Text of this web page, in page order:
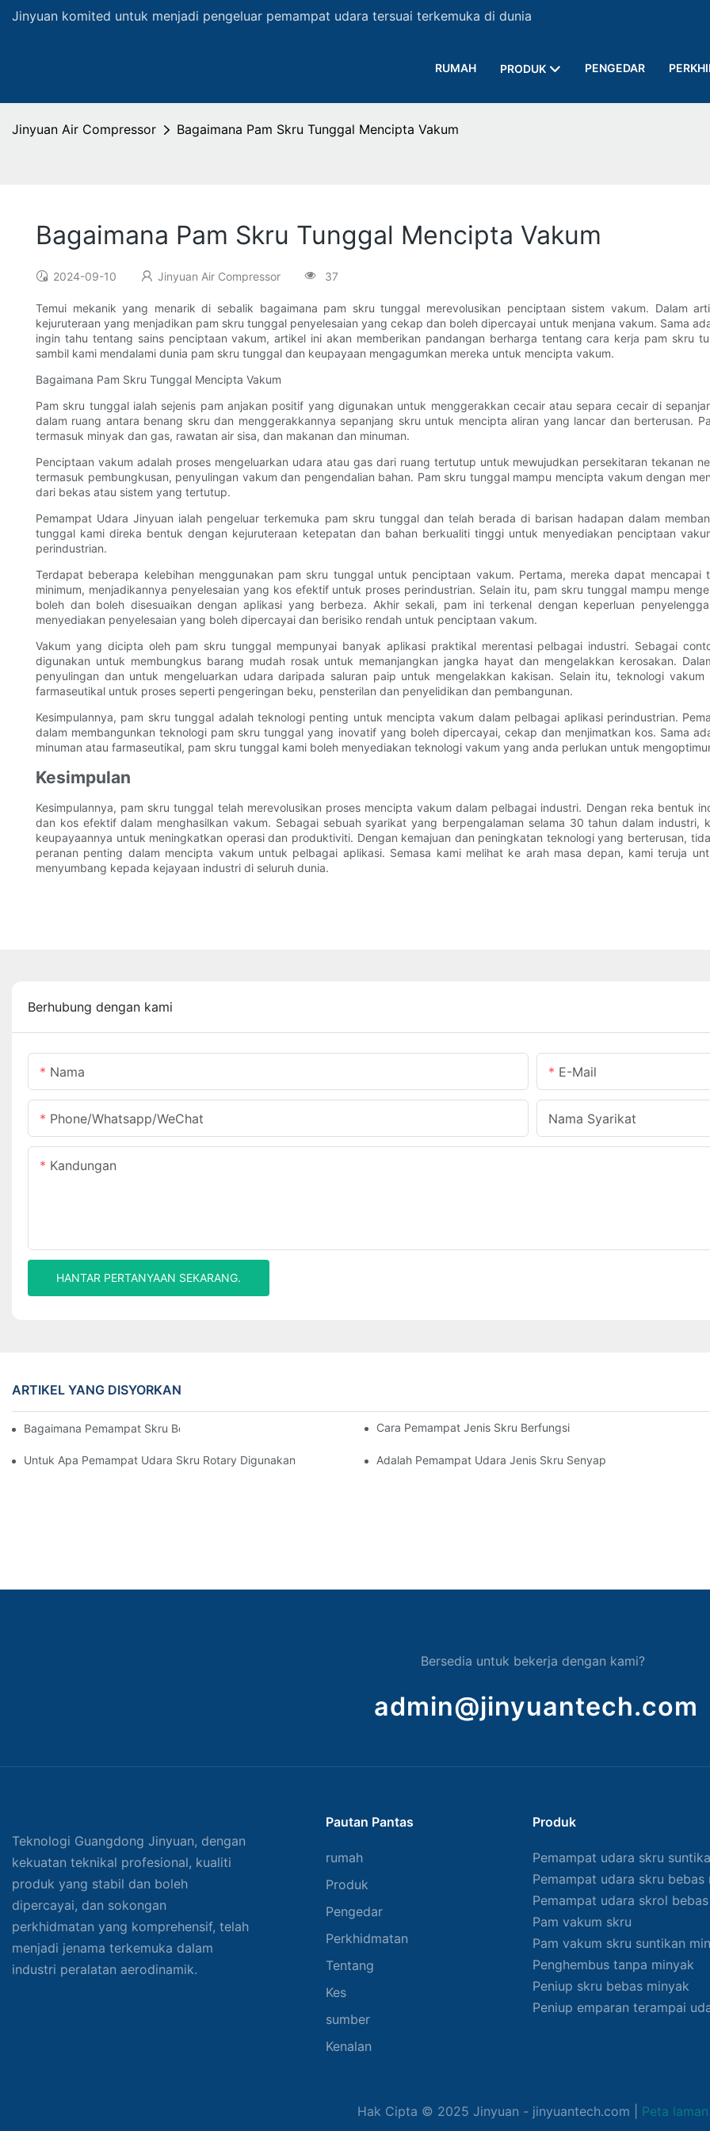
Jinyuan komited untuk menjadi pengeluar pemampat udara tersuai terkemuka di dunia
RUMAH PRODUK PENGEDAR
Jinyuan Air Compressor Bagaimana Pam Skru Tunggal Mencipta Vakum
Bagaimana Pam Skru Tunggal Mencipta Vakum
2024-09-10 Jinyuan Air Compressor 37
Temui mekanik yang menarik di sebalik bagaimana pam skru tunggal merevolusikan penciptaan sistem vakum. Dalam
kejuruteraan yang menjadikan pam skru tunggal penyelesaian yang cekap dan boleh dipercayai untuk menjana vakum. Sama
ingin tahu tentang sains penciptaan vakum, artikel ini akan memberikan pandangan berharga tentang cara kerja pam skru
sambil kami mendalami dunia pam skru tunggal dan keupayaan mengagumkan mereka untuk mencipta vakum.
Bagaimana Pam Skru Tunggal Mencipta Vakum
Pam skru tunggal ialah sejenis pam anjakan positif yang digunakan untuk menggerakkan cecair atau separa cecair di
dalam ruang antara benang skru dan menggerakkannya sepanjang skru untuk mencipta aliran yang lancar dan berterusan.
termasuk minyak dan gas, rawatan air sisa, dan makanan dan minuman.
Penciptaan vakum adalah proses mengeluarkan udara atau gas dari ruang tertutup untuk mewujudkan persekitaran tekanan
termasuk pembungkusan, penyulingan vakum dan pengendalian bahan. Pam skru tunggal mampu mencipta vakum dengan
dari bekas atau sistem yang tertutup.
Pemampat Udara Jinyuan ialah pengeluar terkemuka pam skru tunggal dan telah berada di barisan hadapan dalam
tunggal kami direka bentuk dengan kejuruteraan ketepatan dan bahan berkualiti tinggi untuk menyediakan penciptaan
perindustrian.
Terdapat beberapa kelebihan menggunakan pam skru tunggal untuk penciptaan vakum. Pertama, mereka dapat
minimum, menjadikannya penyelesaian yang kos efektif untuk proses perindustrian. Selain itu, pam skru tunggal mampu
boleh dan boleh disesuaikan dengan aplikasi yang berbeza. Akhir sekali, pam ini terkenal dengan keperluan
menyediakan penyelesaian yang boleh dipercayai dan berisiko rendah untuk penciptaan vakum.
Vakum yang dicipta oleh pam skru tunggal mempunyai banyak aplikasi praktikal merentasi pelbagai industri. Sebagai
digunakan untuk membungkus barang mudah rosak untuk memanjangkan jangka hayat dan mengelakkan kerosakan.
penyulingan dan untuk mengeluarkan udara daripada saluran paip untuk mengelakkan kakisan. Selain itu, teknologi
farmaseutikal untuk proses seperti pengeringan beku, pensterilan dan penyelidikan dan pembangunan.
Kesimpulannya, pam skru tunggal adalah teknologi penting untuk mencipta vakum dalam pelbagai aplikasi perindustrian.
dalam membangunkan teknologi pam skru tunggal yang inovatif yang boleh dipercayai, cekap dan menjimatkan kos. Sama
minuman atau farmaseutikal, pam skru tunggal kami boleh menyediakan teknologi vakum yang anda perlukan untuk
Kesimpulan
Kesimpulannya, pam skru tunggal telah merevolusikan proses mencipta vakum dalam pelbagai industri. Dengan reka bentuk
dan kos efektif dalam menghasilkan vakum. Sebagai sebuah syarikat yang berpengalaman selama 30 tahun dalam
keupayaannya untuk meningkatkan operasi dan produktiviti. Dengan kemajuan dan peningkatan teknologi yang berterusan,
peranan penting dalam mencipta vakum untuk pelbagai aplikasi. Semasa kami melihat ke arah masa depan, kami teruja
menyumbang kepada kejayaan industri di seluruh dunia.
Berhubung dengan kami
Nama E-Mail
Phone/Whatsapp/WeChat Nama Syarikat
Kandungan
HANTAR PERTANYAAN SEKARANG.
ARTIKEL YANG DISYORKAN
Bagaimana Pemampat Skru Berfungsi Cara Pemampat Jenis Skru Berfungsi
Untuk Apa Pemampat Udara Skru Rotary Digunakan Adalah Pemampat Udara Jenis Skru Senyap
Bersedia untuk bekerja dengan kami?
admin@jinyuantech.com
Teknologi Guangdong Jinyuan, dengan
kekuatan teknikal profesional, kualiti
produk yang stabil dan boleh
dipercayai, dan sokongan
perkhidmatan yang komprehensif, telah
menjadi jenama terkemuka dalam
industri peralatan aerodinamik.
Pautan Pantas
rumah
Produk
Pengedar
Perkhidmatan
Tentang
Kes
sumber
Kenalan
Produk
Pemampat udara skru
Pemampat udara skru bebas
Pemampat udara skrol
Pam vakum skru
Pam vakum skru suntikan
Penghembus tanpa minyak
Peniup skru bebas minyak
Peniup emparan terampai
Hak Cipta © 2025 Jinyuan - jinyuantech.com | Peta laman